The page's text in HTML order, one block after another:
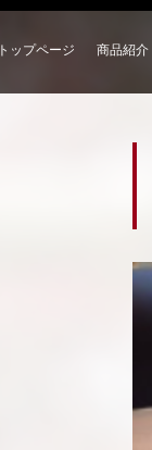
トップページ 商品紹介